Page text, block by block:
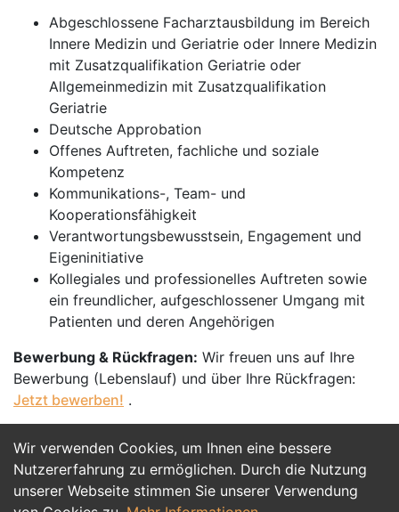
Wir verwenden Cookies, um Ihnen eine bessere
Nutzererfahrung zu ermöglichen. Durch die Nutzung
unserer Webseite stimmen Sie unserer Verwendung
Abgeschlossene Facharztausbildung im Bereich
Innere Medizin und Geriatrie oder Innere Medizin
mit Zusatzqualifikation Geriatrie oder
Allgemeinmedizin mit Zusatzqualifikation
Geriatrie
Deutsche Approbation
Offenes Auftreten, fachliche und soziale
Kompetenz
Kommunikations-, Team- und
Kooperationsfähigkeit
Verantwortungsbewusstsein, Engagement und
Eigeninitiative
Kollegiales und professionelles Auftreten sowie
ein freundlicher, aufgeschlossener Umgang mit
Patienten und deren Angehörigen
Bewerbung & Rückfragen: Wir freuen uns auf Ihre
Bewerbung (Lebenslauf) und über Ihre Rückfragen:
Jetzt bewerben! .
Jetzt Bewerben